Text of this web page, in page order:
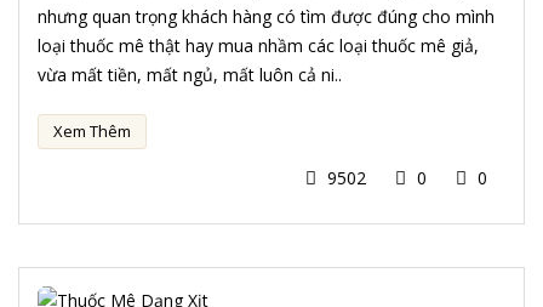
nhưng quan trọng khách hàng có tìm được đúng cho mình
loại thuốc mê thật hay mua nhầm các loại thuốc mê giả,
vừa mất tiền, mất ngủ, mất luôn cả ni..
Xem Thêm
9502 0 0